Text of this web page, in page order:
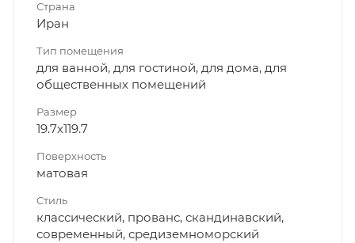
Страна
Иран
Тип помещения
для ванной, для гостиной, для дома, для
общественных помещений
Размер
19.7x119.7
Поверхность
матовая
Стиль
классический, прованс, скандинавский,
современный, средиземноморский